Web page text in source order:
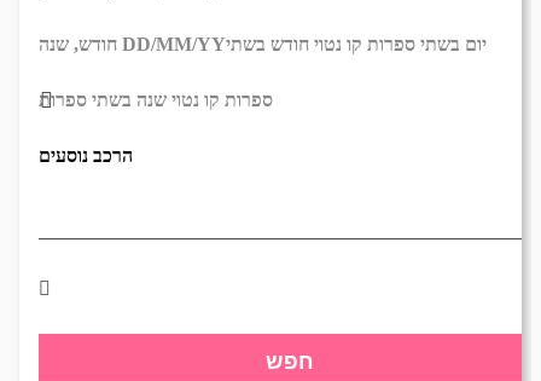
DD/MM/YYיום בשתי ספרות קו נטוי חודש בשתי
ספרות קו נטוי שנה בשתי ספרות
הרכב נוסעים
חפש